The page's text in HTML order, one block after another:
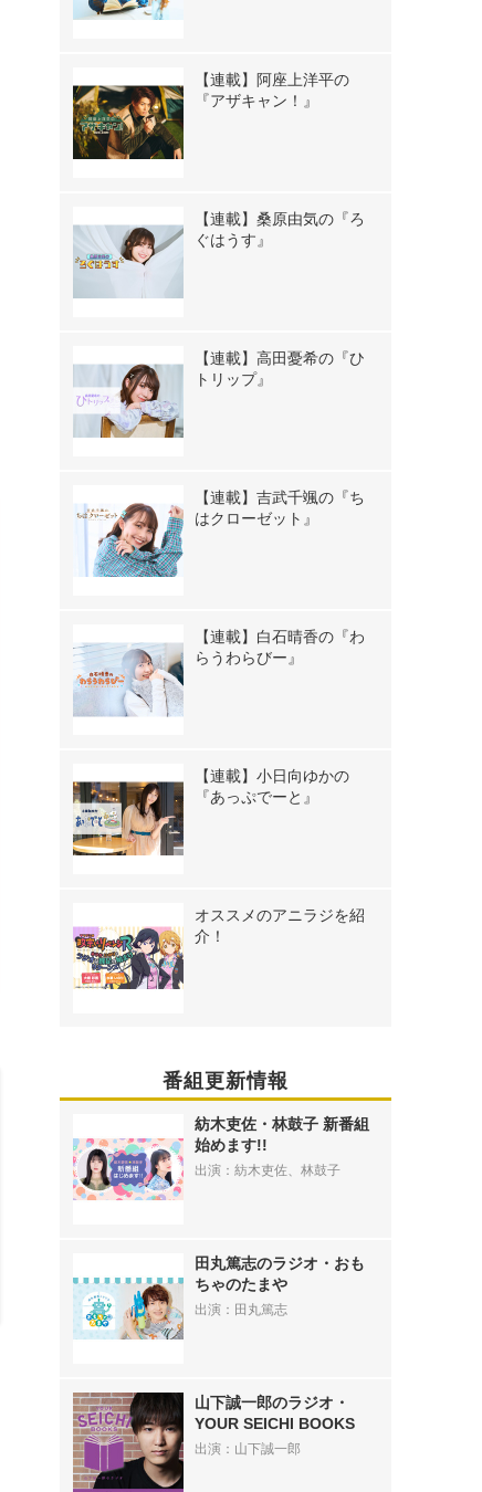
【連載】阿座上洋平の
『アザキャン！』
【連載】桑原由気の『ろ
ぐはうす』
【連載】高田憂希の『ひ
トリップ』
【連載】吉武千颯の『ち
はクローゼット』
【連載】白石晴香の『わ
らうわらびー』
【連載】小日向ゆかの
『あっぷでーと』
オススメのアニラジを紹
介！
番組更新情報
紡木吏佐・林鼓子 新番組
始めます!!
出演：紡木吏佐、林鼓子
田丸篤志のラジオ・おも
ちゃのたまや
出演：田丸篤志
山下誠一郎のラジオ・
YOUR SEICHI BOOKS
出演：山下誠一郎